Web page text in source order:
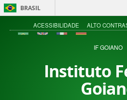
BRASIL
ACESSIBILIDADE ALTO
IF GOIANO
Instituto